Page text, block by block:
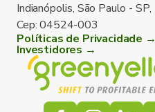
Indianópolis, São Paulo - SP,
Cep: 04524-003
Políticas de Privacidade →
Investidores →